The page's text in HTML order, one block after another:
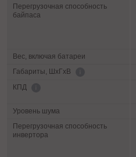
Перегрузочная способность
байпаса
Вес, включая батареи
Габариты, ШхГхВ
КПД
Уровень шума
Перегрузочная способность
инвертора